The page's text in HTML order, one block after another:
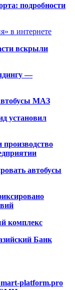
подробности
в интернете
вскрыли
—
МАЗ
установил
производство
автобусы
комплекс
Банк
platform.pro